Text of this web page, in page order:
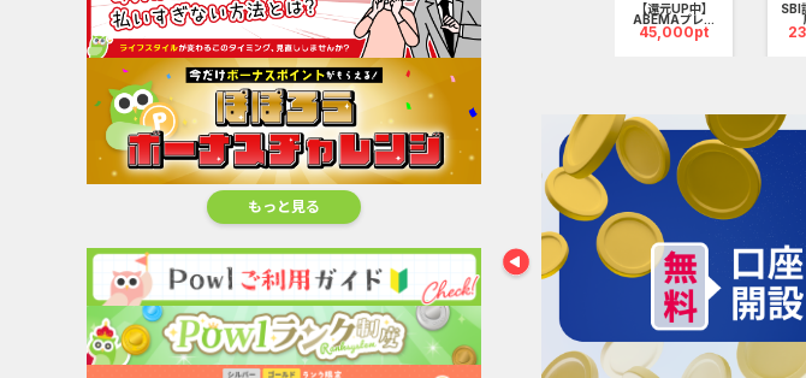
もっと見る
楽天カード【JCB
40,000pt
450,000pt ウ...
680,000pt
【還元UP中】
ABEMAプレ...
45,000pt
SBI